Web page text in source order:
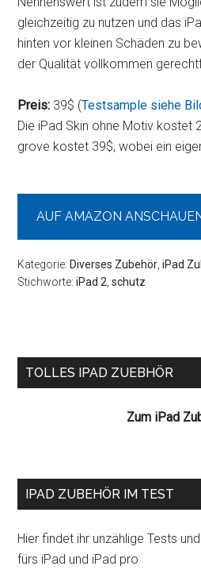
gleichzeitig zu nutzen und das
hinten vor kleinen Schäden zu
der Qualität vollkommen
Preis: 39$ (Testsample siehe
Die iPad Skin ohne Motiv kostet
grove kostet 39$, wobei ein
AUF AMAZON
Kategorie: Diverses Zubehör ,iPad
Stichworte:iPad 2 ,schutz
Seitenspalte
TOLLES IPAD ZUEBHÖR
Zum iPad
IPAD ZUBEHÖR IM TEST
Hier findet ihr unzählige Tests
fürs iPad und iPad pro